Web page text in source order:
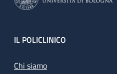
Footer
IL POLICLINICO
Chi siamo